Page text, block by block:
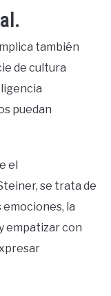
también
de cultura
puedan
el
se trata de
la
empatizar con